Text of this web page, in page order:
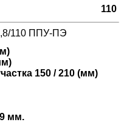
110
150 / 210 (мм)
мм.